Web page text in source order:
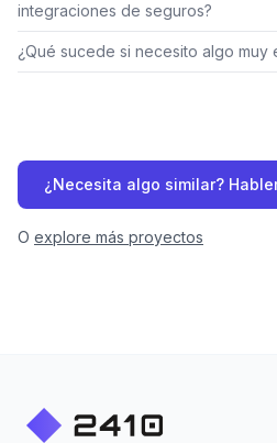
integraciones de seguros?
¿Qué sucede si necesito algo muy
¿Necesita algo similar?
O explore más proyectos